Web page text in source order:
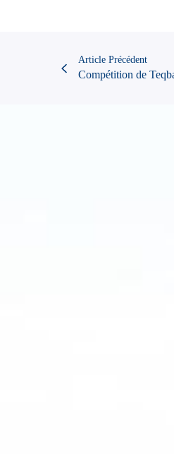
Article Précédent
Compétition de